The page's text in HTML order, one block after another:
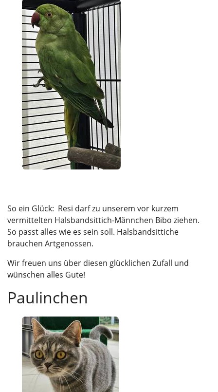
So ein Glück: Resi darf zu unserem vor kurzem
vermittelten Halsbandsittich-Männchen Bibo ziehen.
So passt alles wie es sein soll. Halsbandsittiche
brauchen Artgenossen.
Wir freuen uns über diesen glücklichen Zufall und
wünschen alles Gute!
Paulinchen